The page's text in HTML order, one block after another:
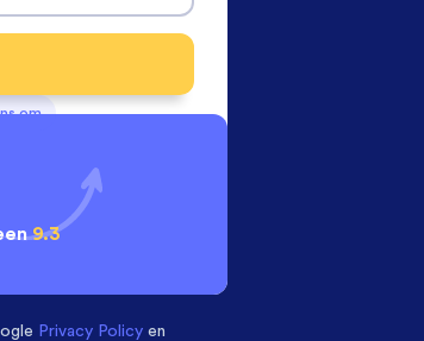
om
9.3
Privacy Policy en